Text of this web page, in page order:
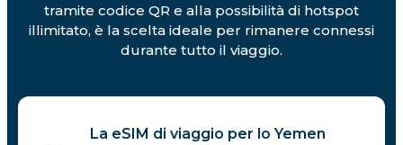
tramite codice QR e alla possibilità di hotspot
illimitato, è la scelta ideale per rimanere connessi
durante tutto il viaggio.
La eSIM di viaggio per lo Yemen